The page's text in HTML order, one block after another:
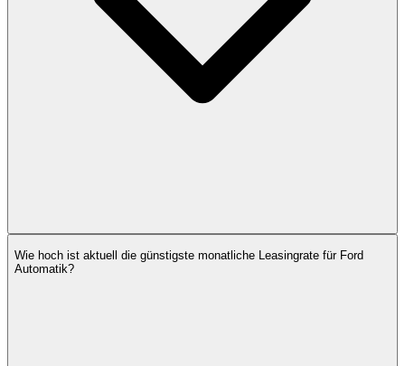
Wie hoch ist aktuell die günstigste monatliche Leasingrate für Ford
Automatik?